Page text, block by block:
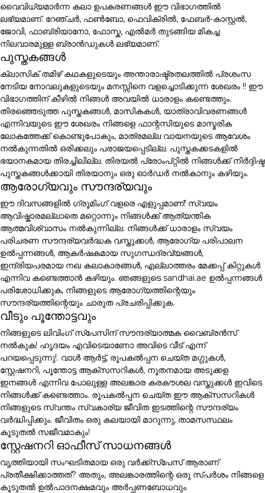
വൈവിധ്യമാർന്ന കലാ ഉപകരണങ്ങൾ ഈ വിഭാഗത്തിൽ
ലഭ്യമാണ്. റേഞ്ചർ, ഫൺബോ, ഫെവിക്രിൽ, ഫേബർ-കാസ്റ്റൽ,
ജോവി, ഫാബ്രിയാനോ, ഫോസ്ക, എൽമർ തുടങ്ങിയ മികച്ച
നിലവാരമുള്ള ബ്രാൻഡുകൾ ലഭ്യമാണ്.
പുസ്തകങ്ങൾ
ക്ലാസിക് തമിഴ് കഥകളുടെയും അന്താരാഷ്ട്രതലത്തിൽ പ്രശംസ
നേടിയ നോവലുകളുടെയും മനസ്സിനെ വളച്ചൊടിക്കുന്ന ശേഖരം !! ഈ
വിഭാഗത്തിന് കീഴിൽ നിങ്ങൾ അവയിൽ ധാരാളം കണ്ടെത്തും.
തിരഞ്ഞെടുത്ത പുസ്തകങ്ങൾ, മാസികകൾ, യാത്രാവിവരണങ്ങൾ
എന്നിവയുടെ ഈ ശേഖരം നിങ്ങളെ ഫാന്റസിയുടെ മാസ്മരിക
ലോകത്തേക്ക് കൊണ്ടുപോകും, മാത്രമല്ല വായനയുടെ ആവേശം
നൽകുന്നതിൽ ഒരിക്കലും പരാജയപ്പെടില്ല. പുസ്തകക്കടകളിൽ
ഭയാനകമായ തിരച്ചിലില്ല. തിരയൽ പ്രോംപ്റ്റിൽ നിങ്ങൾക്ക് നിർദ്ദിഷ്ട
പുസ്തകങ്ങൾക്കായി തിരയാനും ഒരു ഓർഡർ നൽകാനും കഴിയും.
ആരോഗ്യവും സൗന്ദര്യവും
ഈ ദിവസങ്ങളിൽ ഗ്രൂമിംഗ് വളരെ എളുപ്പമാണ്! സ്വയം
ആവിഷ്കാരമല്ലാതെ മറ്റൊന്നും നിങ്ങൾക്ക് ആത്യന്തിക
ആത്മവിശ്വാസം നൽകുന്നില്ല. നിങ്ങൾക്ക് ധാരാളം സ്വയം
പരിചരണ സൗന്ദര്യവർദ്ധക വസ്തുക്കൾ, ആരോഗ്യ പരിപാലന
ഉൽപ്പന്നങ്ങൾ, ആകർഷകമായ സുഗന്ധദ്രവ്യങ്ങൾ,
ഇന്ദ്രിയപരമായ നഖ കലാകാരങ്ങൾ, എല്ലാത്തരം മേക്കപ്പ് കിറ്റുകൾ
എന്നിവ കണ്ടെത്താൻ കഴിയും. ഞങ്ങളുടെ sandhai.ae ഉൽപ്പന്നങ്ങൾ
പരിശോധിക്കുക, നിങ്ങളുടെ ആരോഗ്യത്തിന്റെയും
സൗന്ദര്യത്തിന്റെയും ചാരുത പ്രചരിപ്പിക്കുക.
വീടും പൂന്തോട്ടവും
നിങ്ങളുടെ ലിവിംഗ് സ്പേസിന് സൗന്ദര്യാത്മക വൈബ്രൻസ്
നൽകുക! ഹൃദയം എവിടെയാണോ അവിടെ വീട് എന്ന്
പറയപ്പെടുന്നു!. വാൾ ആർട്ട്, രൂപകൽപ്പന ചെയ്ത മഗ്ഗുകൾ,
സ്റ്റേഷനറി, പൂന്തോട്ട ആക്സസറികൾ, നൂതനമായ അടുക്കള
ഇനങ്ങൾ എന്നിവ പോലുള്ള അലങ്കാര കരകൗശല വസ്തുക്കൾ ഇവിടെ
നിങ്ങൾക്ക് കണ്ടെത്താം. രൂപകൽപ്പന ചെയ്ത ഈ ആക്സസറികൾ
നിങ്ങളുടെ സ്വന്തം സ്വകാര്യ ജീവിത ഇടത്തിന്റെ സൗന്ദര്യം
വർദ്ധിപ്പിക്കും. ജീവിതം ഒരു കലയായി മാറുന്നു, താമസസ്ഥലം
കൂടുതൽ സജീവമാകും!
സ്റ്റേഷനറി ഓഫീസ് സാധനങ്ങൾ
വൃത്തിയായി സംഘടിതമായ ഒരു വർക്ക്സ്പേസ് ആരാണ്
പ്രതീക്ഷിക്കാത്തത്? അതും, അലങ്കാരത്തിന്റെ ഒരു സ്പർശം നിങ്ങളെ
കൂടുതൽ ഉൽപാദനക്ഷമവും അർപ്പണബോധവും